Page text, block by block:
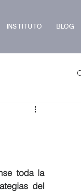
INSTITUTO BLOG
toda la
del